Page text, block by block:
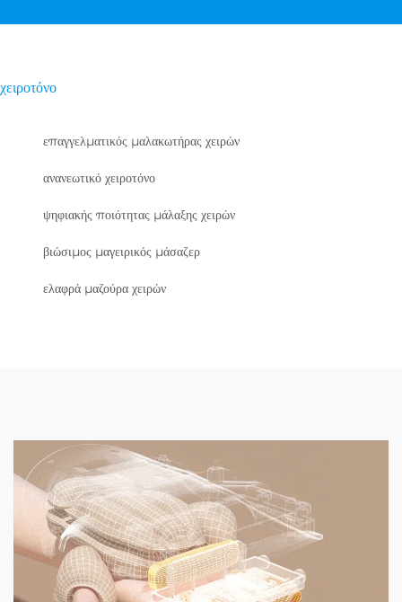
χειροτόνο
επαγγελματικός μαλακωτήρας χειρών
ανανεωτικό χειροτόνο
ψηφιακής ποιότητας μάλαξης χειρών
βιώσιμος μαγειρικός μάσαζερ
ελαφρά μαζούρα χειρών